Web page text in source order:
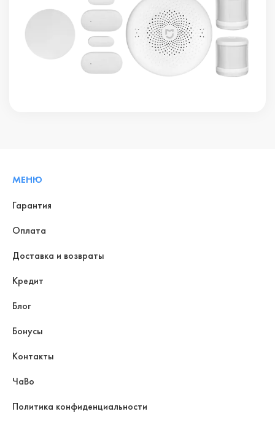
МЕНЮ
Гарантия
Оплата
Доставка и возвраты
Кредит
Блог
Бонусы
Контакты
ЧаВо
Политика конфиденциальности